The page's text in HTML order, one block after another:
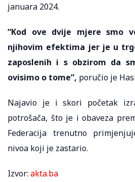
januara 2024.
“Kod ove dvije mjere smo
njihovim efektima jer je u
zaposlenih i s obzirom da
ovisimo o tome”, poručio je
Najavio je i skori početak
potrošača, što je i obaveza
Federacija trenutno
nivoa koji je zastario.
Izvor: akta.ba